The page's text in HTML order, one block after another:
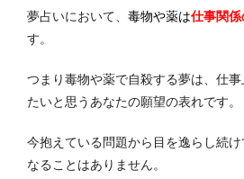
夢占いにおいて、 毒物や薬は仕事関係
す。
つまり毒物や薬で自殺する夢は、仕
たいと思うあなたの願望の表れです。
今抱えている問題から目を逸らし続け
なることはありません。